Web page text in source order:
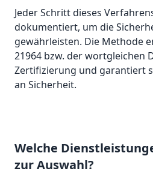
Jeder Schritt dieses
dokumentiert, um die
gewährleisten. Die Methode
21964 bzw. der wortgleichen
Zertifizierung und garantiert
an Sicherheit.
Welche
zur Auswahl?